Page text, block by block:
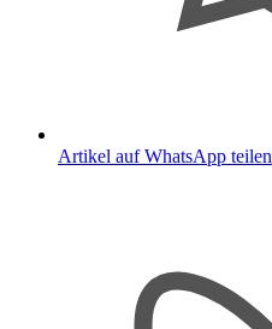
Artikel auf WhatsApp teilen